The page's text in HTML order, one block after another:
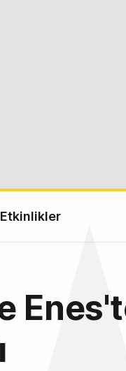
Etkinlikler